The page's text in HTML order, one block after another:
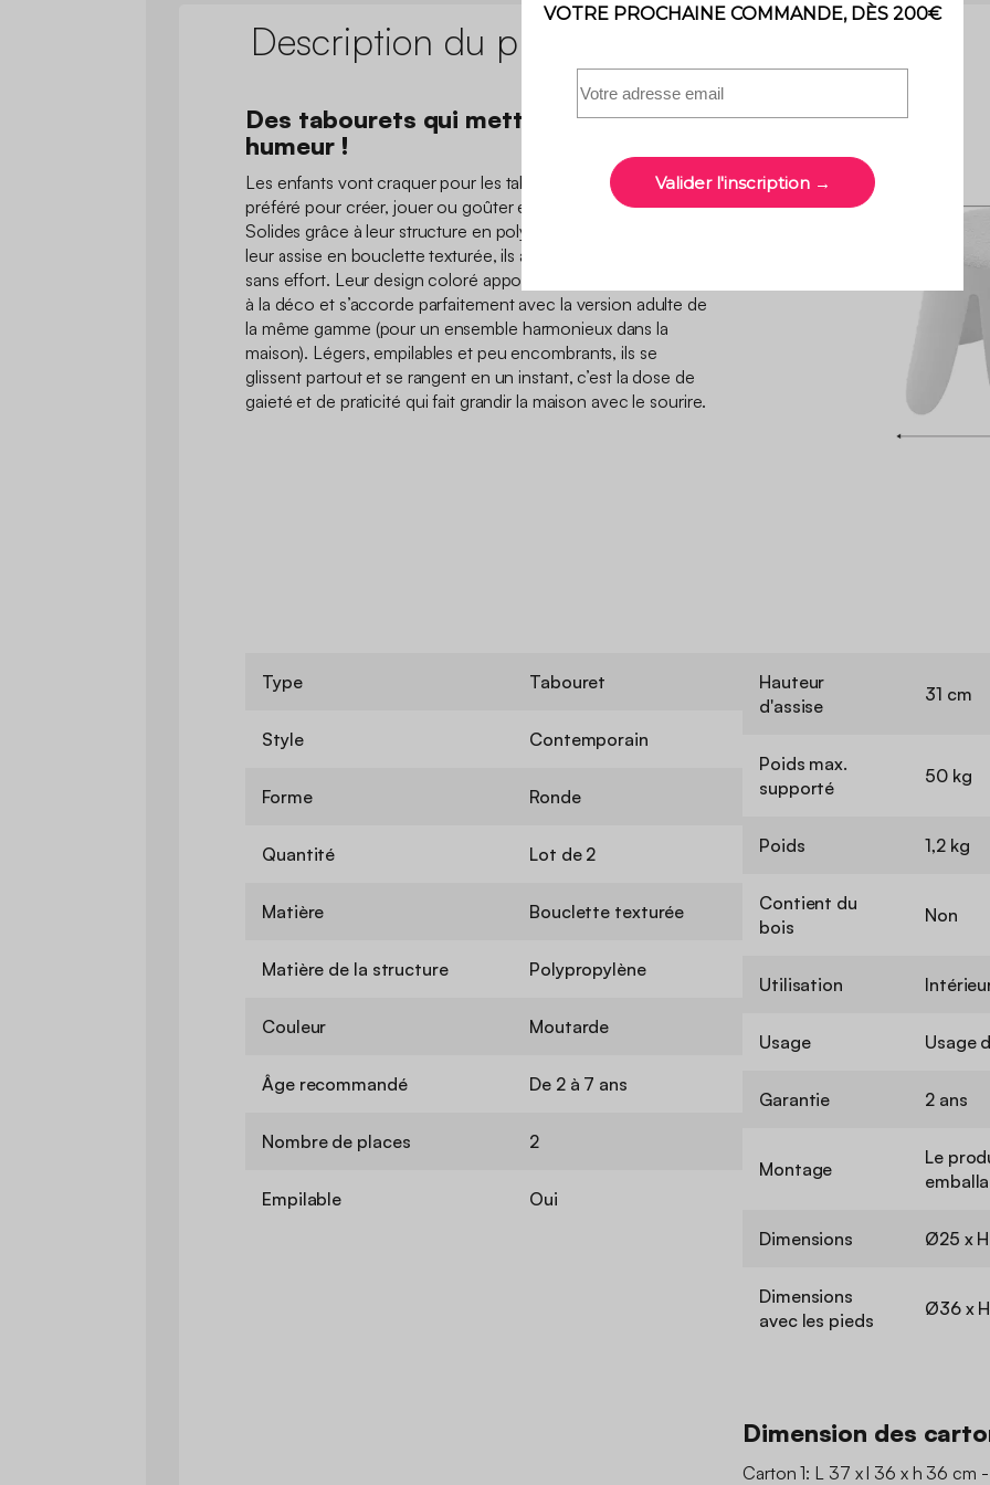
Description du produit
Des tabourets qui mettent de bonne
humeur !
Les enfants vont craquer pour les tabourets Niki, notre duo
préféré pour créer, jouer ou goûter en toute tranquillité.
Solides grâce à leur structure en polypropylène et doux avec
leur assise en bouclette texturée, ils allient confort et style
sans effort. Leur design coloré apporte une touche pétillante
à la déco et s’accorde parfaitement avec la version adulte de
la même gamme (pour un ensemble harmonieux dans la
maison). Légers, empilables et peu encombrants, ils se
glissent partout et se rangent en un instant, c’est la dose de
gaieté et de praticité qui fait grandir la maison avec le sourire.
Type Tabouret
Style Contemporain
Forme Ronde
Quantité Lot de 2
Matière Bouclette texturée
Matière de la structure Polypropylène
Couleur Moutarde
Âge recommandé De 2 à 7 ans
Nombre de places 2
Empilable Oui
Hauteur
d'assise
31 cm
Poids max.
supporté
50 kg
Poids 1,2 kg
Contient du
bois
Non
Utilisation
Usage Usage
Garantie 2 ans
Montage
Le
Dimensions Ø25 x
Dimensions
avec les pieds
Ø36 x
Dimension des
Carton 1: L 37 x l 36 x h 36 cm